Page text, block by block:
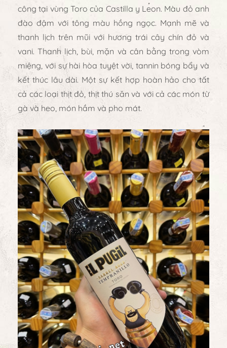
công tại vùng Toro của Castilla y Leon. Màu đỏ anh
đào đậm với tông màu hồng ngọc. Mạnh mẽ và
thanh lịch trên mũi với hương trái cây chín đỏ và
vani. Thanh lịch, bùi, mặn và cân bằng trong vòm
miệng, với sự hài hòa tuyệt vời, tannin bóng bẩy và
kết thúc lâu dài. Một sự kết hợp hoàn hảo cho tất
cả các loại thịt đỏ, thịt thú săn và với cả các món từ
gà và heo, món hầm và pho mát.